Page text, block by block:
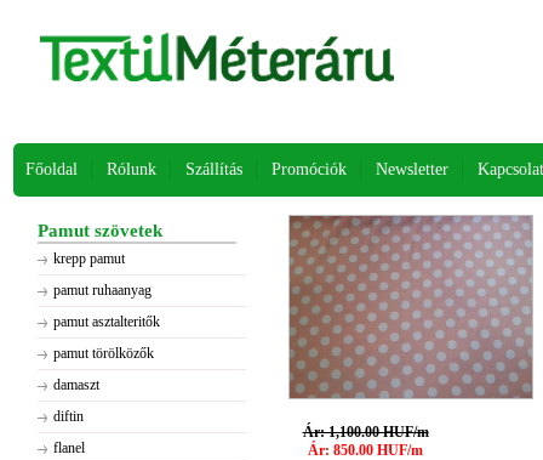
Főoldal Rólunk Szállítás Promóciók Newsletter Kapcsolat
Pamut szövetek
krepp pamut
pamut ruhaanyag
pamut asztalteritők
pamut törölközők
damaszt
diftin
flanel
Ár: 1,100.00 HUF/m
Ár: 850.00 HUF/m